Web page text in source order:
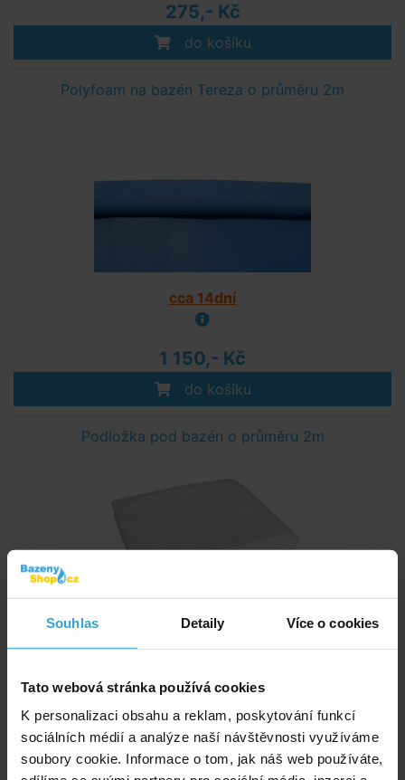
Souhlas Detaily Více o cookies
Tato webová stránka používá cookies
K personalizaci obsahu a reklam, poskytování funkcí
sociálních médií a analýze naší návštěvnosti využíváme
soubory cookie. Informace o tom, jak náš web používáte,
275,- Kč
do košíku
Polyfoam na bazén Tereza o průměru 2m
cca 14dní
1 150,- Kč
do košíku
Podložka pod bazén o průměru 2m
Skladem > 50 ks
v úterý u vás
249,- Kč
do košíku
Krycí plachta na bazén průměru 2m